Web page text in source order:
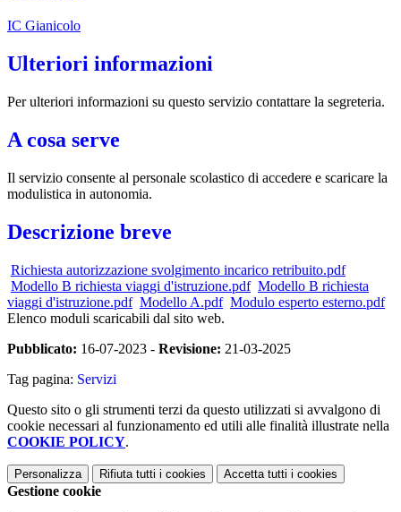
IC Gianicolo
Ulteriori informazioni
Per ulteriori informazioni su questo servizio contattare la segreteria.
A cosa serve
Il servizio consente al personale scolastico di accedere e scaricare la
modulistica in autonomia.
Descrizione breve
Richiesta autorizzazione svolgimento incarico retribuito.pdf
Modello B richiesta viaggi d'istruzione.pdf Modello B richiesta
viaggi d'istruzione.pdf Modello A.pdf Modulo esperto esterno.pdf
Elenco moduli scaricabili dal sito web.
Pubblicato: 16-07-2023 - Revisione: 21-03-2025
Tag pagina: Servizi
Questo sito o gli strumenti terzi da questo utilizzati si avvalgono di
cookie necessari al funzionamento ed utili alle finalità illustrate nella
COOKIE POLICY.
Personalizza Rifiuta tutti i cookies Accetta tutti i cookies
Gestione cookie